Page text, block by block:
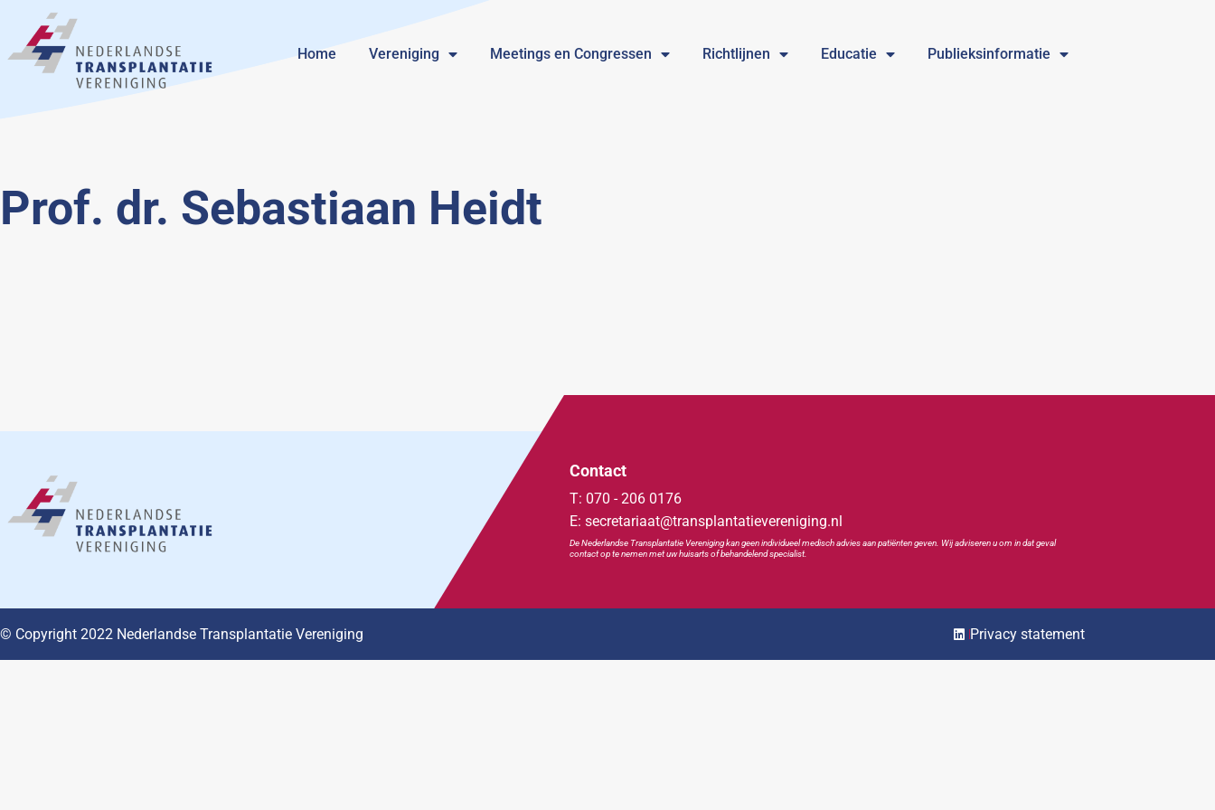
Home Vereniging Meetings en Congressen Richtlijnen Educatie Publieksinformatie
Prof. dr. Sebastiaan Heidt
Contact
T: 070 - 206 0176
E: secretariaat@transplantatievereniging.nl
De Nederlandse Transplantatie Vereniging kan geen individueel medisch advies aan patiënten geven. Wij adviseren u om in dat geval
contact op te nemen met uw huisarts of behandelend specialist.
© Copyright 2022 Nederlandse Transplantatie Vereniging Privacy statement